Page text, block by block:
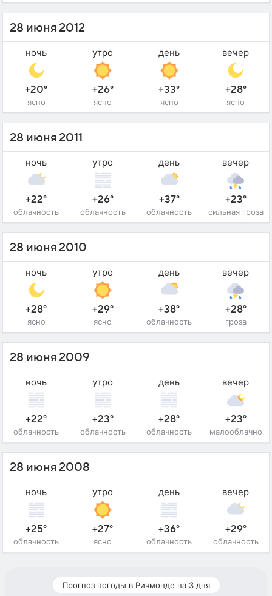
28 июня 2012
ночь
+20°
ясно
утро
+26°
ясно
день
+33°
ясно
вечер
+28°
ясно
28 июня 2011
ночь
+22°
облачность
утро
+26°
облачность
день
+37°
облачность
вечер
+23°
сильная гроза
28 июня 2010
ночь
+28°
ясно
утро
+29°
ясно
день
+38°
облачность
вечер
+28°
гроза
28 июня 2009
ночь
+22°
облачность
утро
+23°
облачность
день
+28°
облачность
вечер
+23°
малооблачно
28 июня 2008
ночь
+25°
облачность
утро
+27°
ясно
день
+36°
облачность
вечер
+29°
облачность
Прогноз погоды в Ричмонде на 3 дня